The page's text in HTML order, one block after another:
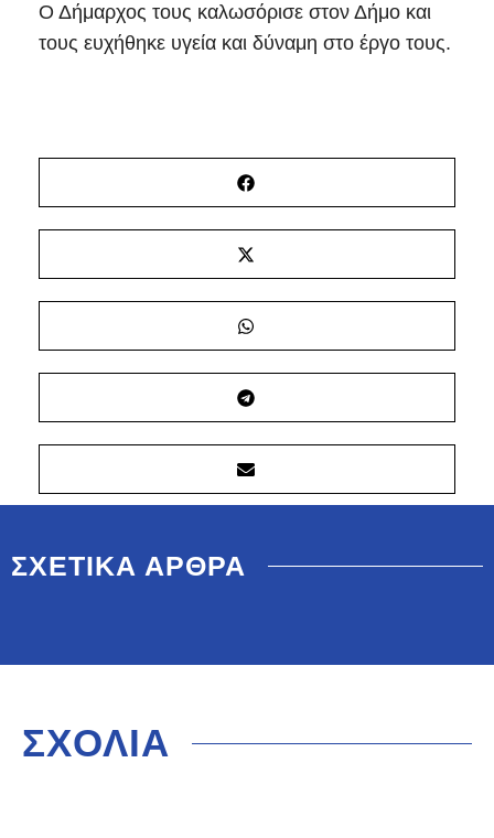
Ο Δήμαρχος τους καλωσόρισε στον Δήμο και
τους ευχήθηκε υγεία και δύναμη στο έργο τους.
ΣΧΕΤΙΚΑ ΑΡΘΡΑ
ΣΧΟΛΙΑ